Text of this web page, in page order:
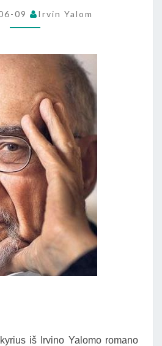
ROMANO
KUŠETĖS”)
09 Irvin Yalom
iš Irvino Yalomo romano